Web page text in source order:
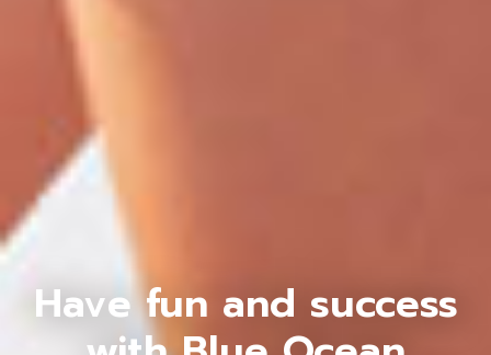
Have fun and success